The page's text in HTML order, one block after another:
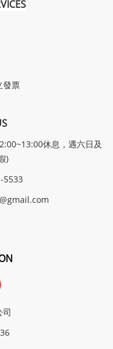
發票
休息，遇六日及
)
5533
司